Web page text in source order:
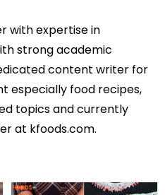
with expertise in
strong academic
content writer for
especially food recipes,
topics and currently
at kfoods.com.